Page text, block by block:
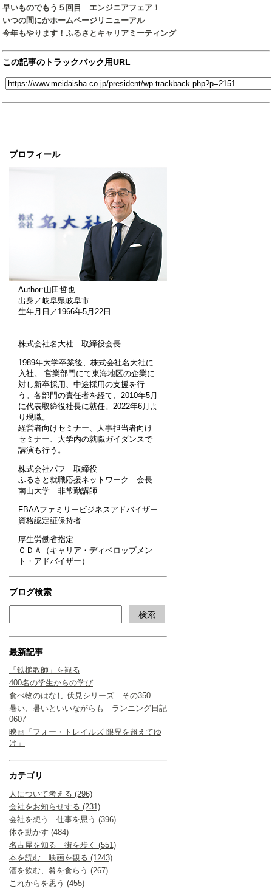
プロフィール
Author:山田哲也
出身／岐阜県岐阜市
生年月日／1966年5月22日
株式会社名大社 取締役会長
1989年大学卒業後、株式会社名大社に
入社。 営業部門にて東海地区の企業に
対し新卒採用、中途採用の支援を行
う。各部門の責任者を経て、2010年5月
に代表取締役社長に就任。2022年6月よ
り現職。
経営者向けセミナー、人事担当者向け
セミナー、大学内の就職ガイダンスで
講演も行う。
株式会社パフ 取締役
ふるさと就職応援ネットワーク 会長
南山大学 非常勤講師
FBAAファミリービジネスアドバイザー
資格認定証保持者
厚生労働省指定
ＣＤＡ（キャリア・ディベロップメン
ト・アドバイザー）
ブログ検索
最新記事
「鉄槌教師」を観る
400名の学生からの学び
食べ物のはなし 伏見シリーズ その350
暑い、暑いといいながらも ランニング日記
0607
映画「フォー・トレイルズ 限界を超えてゆ
け」
カテゴリ
人について考える (296)
会社をお知らせする (231)
会社を想う 仕事を思う (396)
体を動かす (484)
名古屋を知る 街を歩く (551)
本を読む 映画を観る (1243)
酒を飲む、肴を食らう (267)
これからを思う (455)
早いものでもう５回目 エンジニアフェア！
いつの間にかホームページリニューアル
今年もやります！ふるさとキャリアミーティング
この記事のトラックバック用URL